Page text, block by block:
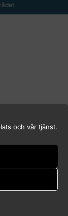
och vår tjänst.